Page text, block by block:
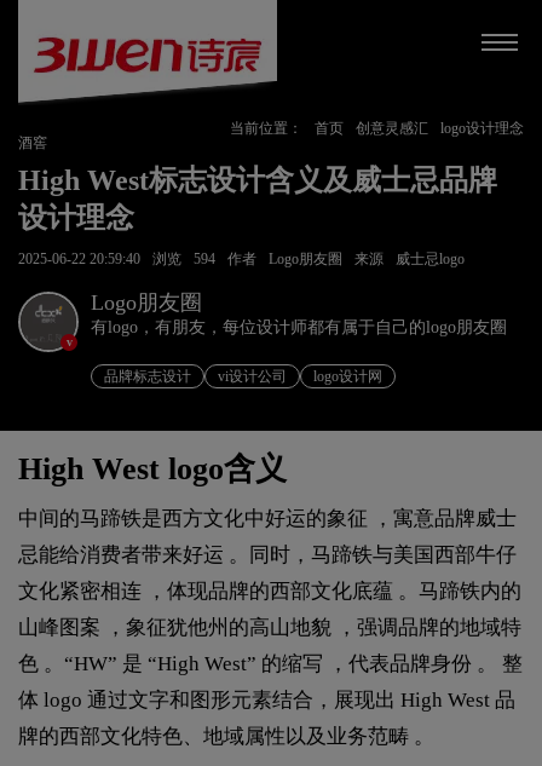
当前位置： 首页 创意灵感汇
logo设计理念
酒窖
High West标志设计含义及威士忌品牌
设计理念
2025-06-22 20:59:40 浏览 594 作者 Logo朋友圈 来源 威士忌logo
v
Logo朋友圈
有logo，有朋友，每位设计师都有属于自己的logo朋友圈
品牌标志设计 vi设计公司 logo设计网
High West logo含义
中间的马蹄铁是西方文化中好运的象征 ，寓意品牌威士
忌能给消费者带来好运 。同时，马蹄铁与美国西部牛仔
文化紧密相连 ，体现品牌的西部文化底蕴 。马蹄铁内的
山峰图案 ，象征犹他州的高山地貌 ，强调品牌的地域特
色 。“HW” 是 “High West” 的缩写 ，代表品牌身份 。 整
体 logo 通过文字和图形元素结合，展现出 High West 品
牌的西部文化特色、地域属性以及业务范畴 。